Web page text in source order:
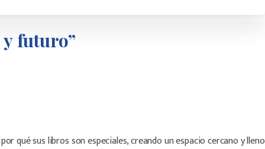
y futuro”
qué sus libros son especiales, creando un espacio cercano y lleno